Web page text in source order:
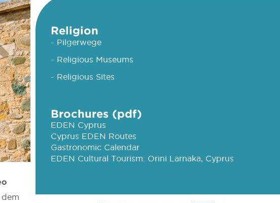
Religion
- Pilgerwege
- Religious Museums
- Religious Sites
Brochures (pdf)
EDEN Cyprus
Cyprus EDEN Routes
Gastronomic Calendar
EDEN Cultural Tourism: Orini Larnaka, Cyprus